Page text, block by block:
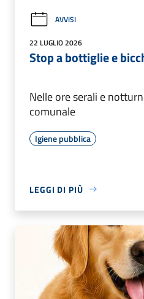
AVVISI
22 LUGLIO 2026
Stop a bottiglie e
Nelle ore serali e
comunale
Igiene pubblica
LEGGI DI PIÙ